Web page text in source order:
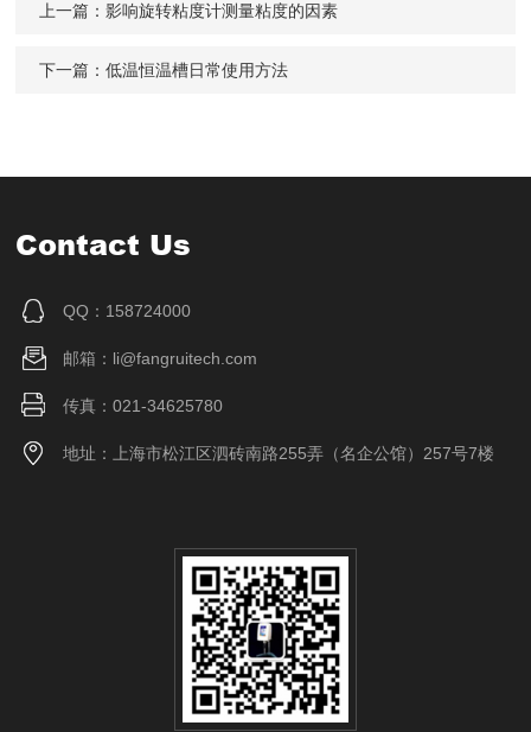
上一篇：影响旋转粘度计测量粘度的因素
下一篇：低温恒温槽日常使用方法
Contact Us
QQ：158724000
邮箱：li@fangruitech.com
传真：021-34625780
地址：上海市松江区泗砖南路255弄（名企公馆）257号7楼